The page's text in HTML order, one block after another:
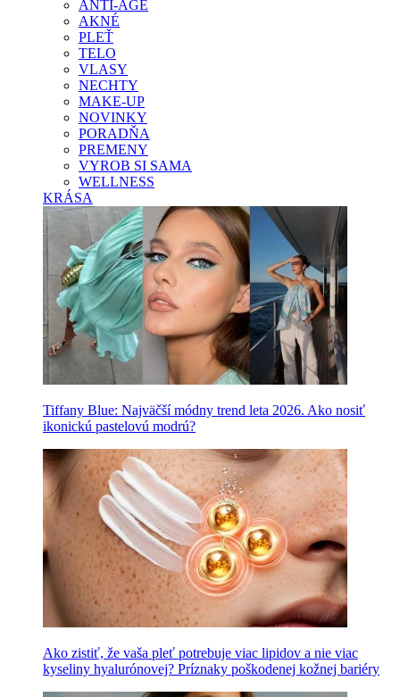
ANTI-AGE
AKNÉ
PLEŤ
TELO
VLASY
NECHTY
MAKE-UP
NOVINKY
PORADŇA
PREMENY
VYROB SI SAMA
WELLNESS
KRÁSA
Tiffany Blue: Najväčší módny trend leta 2026. Ako nosiť
ikonickú pastelovú modrú?
Ako zistiť, že vaša pleť potrebuje viac lipidov a nie viac
kyseliny hyalurónovej? Príznaky poškodenej kožnej bariéry